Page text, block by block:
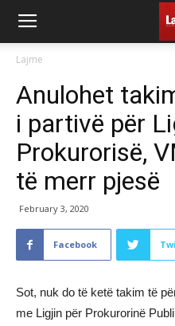
Lajme
Anulohet
i partivë për
Prokurorisë,
të merr pjesë
February 3, 2020
Facebook
Sot, nuk do të ketë takim të
me Ligjin për Prokurorinë